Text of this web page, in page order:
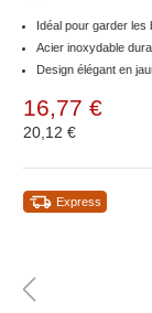
Idéal pour garder les
Acier inoxydable
Design élégant en
16,77 €
20,12 €
Express